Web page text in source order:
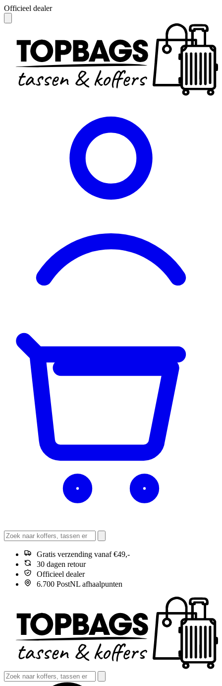
Officieel dealer
Gratis verzending vanaf €49,-
30 dagen retour
Officieel dealer
6.700 PostNL afhaalpunten